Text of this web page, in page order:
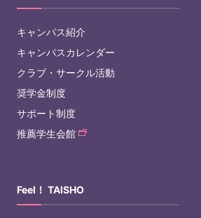
キャンパス紹介
キャンパスカレンダー
クラブ・サークル活動
奨学金制度
サポート制度
推薦学生会館
Feel！ TAISHO